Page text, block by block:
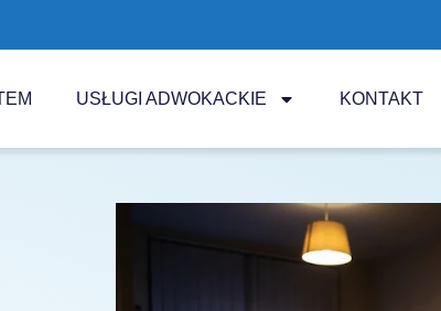
USŁUGI ADWOKACKIE KONTAKT